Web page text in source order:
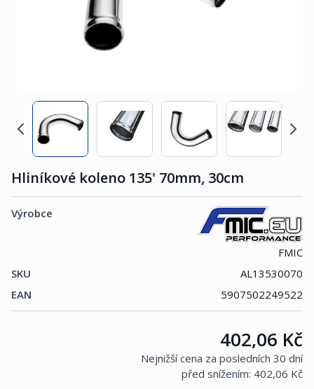
Hliníkové koleno 135' 70mm, 30cm
Výrobce
FMIC
SKU
AL13530070
EAN
5907502249522
Cena:
402,06 Kč
Nejnižší cena za posledních 30 dní
před snížením: 402,06 Kč